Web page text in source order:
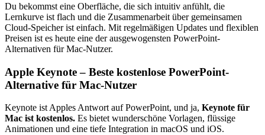
Du bekommst eine Oberfläche, die sich intuitiv anfühlt, die
Lernkurve ist flach und die Zusammenarbeit über gemeinsamen
Cloud-Speicher ist einfach. Mit regelmäßigen Updates und flexiblen
Preisen ist es heute eine der ausgewogensten PowerPoint-
Alternativen für Mac-Nutzer.
Apple Keynote – Beste kostenlose PowerPoint-
Alternative für Mac-Nutzer
Keynote ist Apples Antwort auf PowerPoint, und ja, Keynote für
Mac ist kostenlos. Es bietet wunderschöne Vorlagen, flüssige
Animationen und eine tiefe Integration in macOS und iOS.